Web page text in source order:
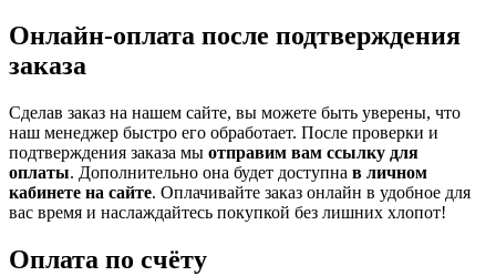
Онлайн-оплата после подтверждения
заказа
Сделав заказ на нашем сайте, вы можете быть уверены, что
наш менеджер быстро его обработает. После проверки и
подтверждения заказа мы отправим вам ссылку для
оплаты. Дополнительно она будет доступна в личном
кабинете на сайте. Оплачивайте заказ онлайн в удобное для
вас время и наслаждайтесь покупкой без лишних хлопот!
Оплата по счёту